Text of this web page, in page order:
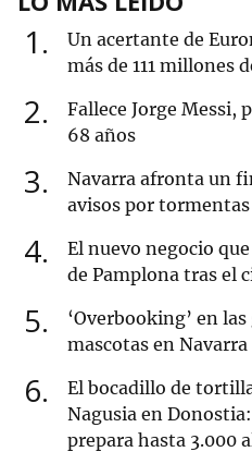
1
Un acertante de
más de 111 millones
2
Fallece Jorge Messi,
68 años
3
Navarra afronta un
avisos por
4
El nuevo negocio
de Pamplona tras el
5
‘Overbooking’ en
mascotas en Navarra
6
El bocadillo de
Nagusia en
prepara hasta 3.000